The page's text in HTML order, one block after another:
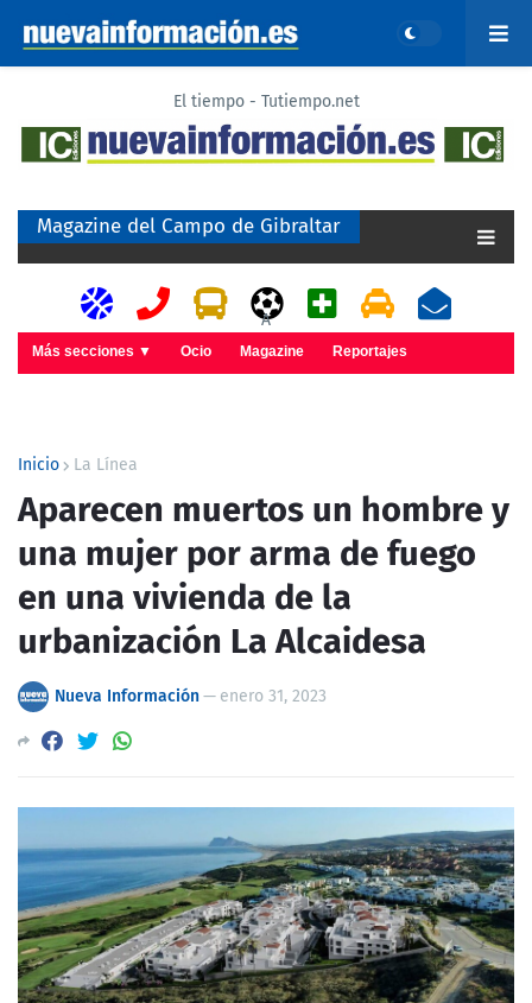
El tiempo - Tutiempo.net
Magazine del Campo de Gibraltar
A
Más secciones ▼ Ocio Magazine Reportajes
Inicio La Línea
Aparecen muertos un hombre y
una mujer por arma de fuego
en una vivienda de la
urbanización La Alcaidesa
Nueva Información— enero 31, 2023